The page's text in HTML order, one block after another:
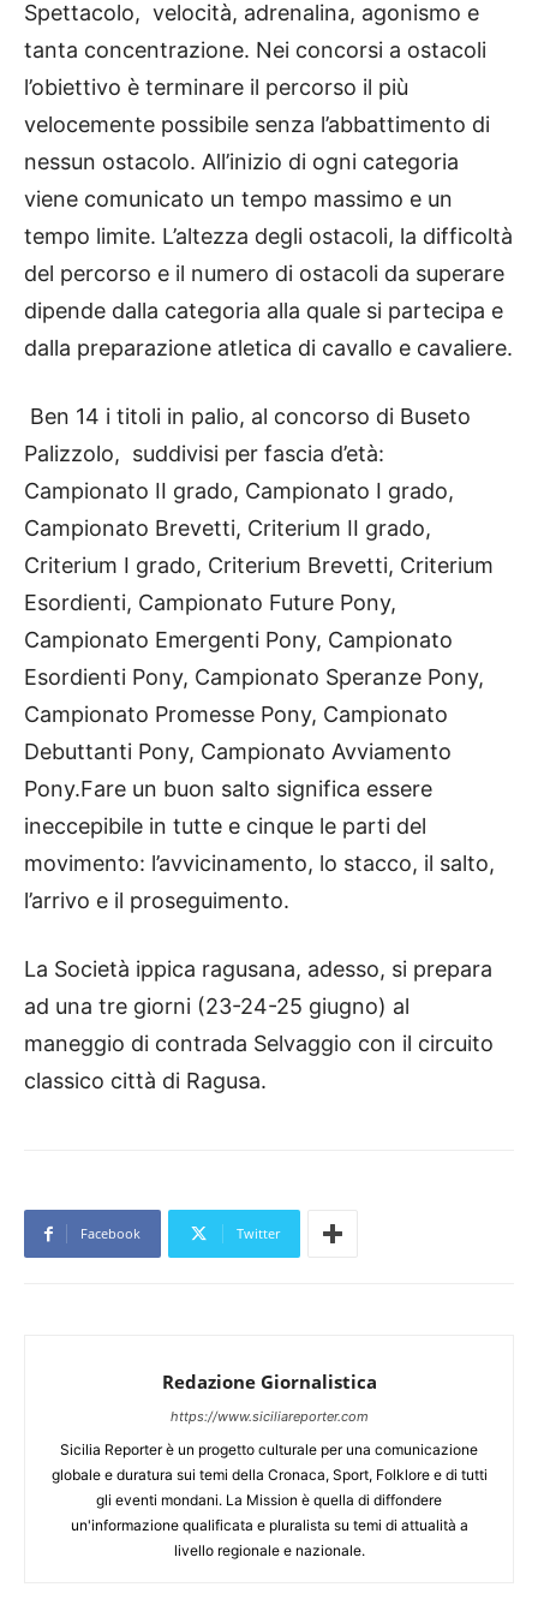
Spettacolo, velocità, adrenalina, agonismo e
tanta concentrazione. Nei concorsi a ostacoli
l’obiettivo è terminare il percorso il più
velocemente possibile senza l’abbattimento di
nessun ostacolo. All’inizio di ogni categoria
viene comunicato un tempo massimo e un
tempo limite. L’altezza degli ostacoli, la difficoltà
del percorso e il numero di ostacoli da superare
dipende dalla categoria alla quale si partecipa e
dalla preparazione atletica di cavallo e cavaliere.
Ben 14 i titoli in palio, al concorso di Buseto
Palizzolo, suddivisi per fascia d’età:
Campionato II grado, Campionato I grado,
Campionato Brevetti, Criterium II grado,
Criterium I grado, Criterium Brevetti, Criterium
Esordienti, Campionato Future Pony,
Campionato Emergenti Pony, Campionato
Esordienti Pony, Campionato Speranze Pony,
Campionato Promesse Pony, Campionato
Debuttanti Pony, Campionato Avviamento
Pony.Fare un buon salto significa essere
ineccepibile in tutte e cinque le parti del
movimento: l’avvicinamento, lo stacco, il salto,
l’arrivo e il proseguimento.
La Società ippica ragusana, adesso, si prepara
ad una tre giorni (23-24-25 giugno) al
maneggio di contrada Selvaggio con il circuito
classico città di Ragusa.
Facebook Twitter
Redazione Giornalistica
https://www.siciliareporter.com
Sicilia Reporter è un progetto culturale per una comunicazione
globale e duratura sui temi della Cronaca, Sport, Folklore e di tutti
gli eventi mondani. La Mission è quella di diffondere
un'informazione qualificata e pluralista su temi di attualità a
livello regionale e nazionale.